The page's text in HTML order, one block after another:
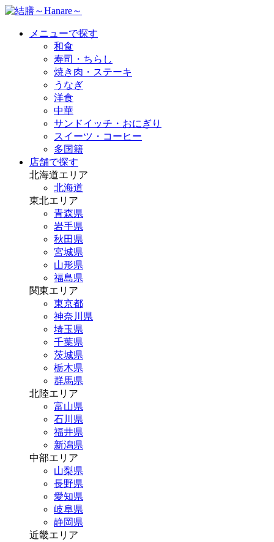
メニューで探す
和食
寿司・ちらし
焼き肉・ステーキ
うなぎ
洋食
中華
サンドイッチ・おにぎり
スイーツ・コーヒー
多国籍
店舗で探す
北海道エリア
北海道
東北エリア
青森県
岩手県
秋田県
宮城県
山形県
福島県
関東エリア
東京都
神奈川県
埼玉県
千葉県
茨城県
栃木県
群馬県
北陸エリア
富山県
石川県
福井県
新潟県
中部エリア
山梨県
長野県
愛知県
岐阜県
静岡県
近畿エリア